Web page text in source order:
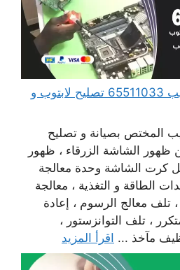
مهندس كمبيوتر النويصيب 65511033 تصليح لابتوب و
المختص بصيانة و تصليح
ظهور الشاشة الزرقاء ، ظهور
كرت الشاشة وحدة معالجة
الطاقة و التغذية ، معالجة
تلف معالج الرسوم ، إعادة
، تلف التوانزستور ،
مآخذ ... اقرأ المزيد